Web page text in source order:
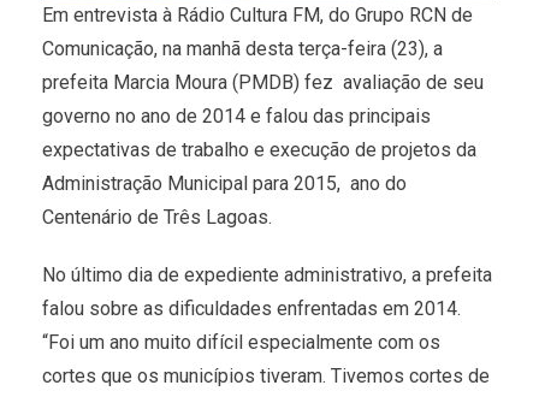
Em entrevista à Rádio Cultura FM, do Grupo RCN de
Comunicação, na manhã desta terça-feira (23), a
prefeita Marcia Moura (PMDB) fez avaliação de seu
governo no ano de 2014 e falou das principais
expectativas de trabalho e execução de projetos da
Administração Municipal para 2015, ano do
Centenário de Três Lagoas.
No último dia de expediente administrativo, a prefeita
falou sobre as dificuldades enfrentadas em 2014.
“Foi um ano muito difícil especialmente com os
cortes que os municípios tiveram. Tivemos cortes de